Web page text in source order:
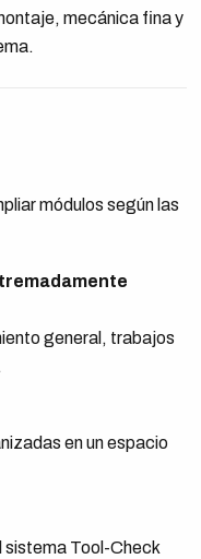
mecánica fina y
módulos según las
general, trabajos
en un espacio
sistema Tool-Check